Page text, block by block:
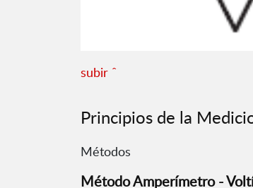
subir ˆ
Principios de la
Métodos
Método Amperímetro -